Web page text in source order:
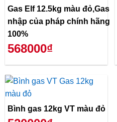
Gas Elf 12.5kg màu đỏ,Gas
nhập của pháp chính hãng
100%
568000₫
Bình gas 12kg VT màu đỏ